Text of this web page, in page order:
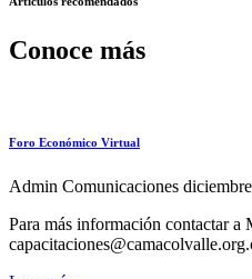
Conoce más
Foro Económico Virtual
Admin Comunicaciones
Para más información contactar